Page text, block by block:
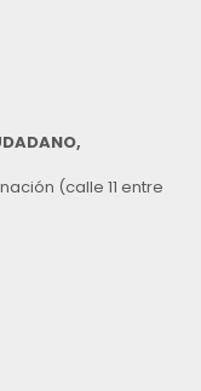
(calle 11 entre